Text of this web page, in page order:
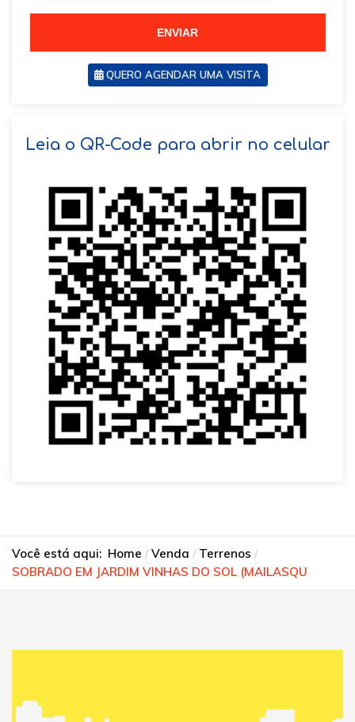
ENVIAR
QUERO AGENDAR UMA VISITA
Leia o QR-Code para abrir no celular
Você está aqui: Home Venda
Terrenos
SOBRADO EM JARDIM VINHAS DO SOL (MAILASQU